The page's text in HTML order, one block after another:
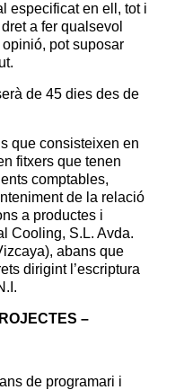
especificat en ell, tot i
a fer qualsevol
pot suposar
de 45 dies des de
que consisteixen en
fitxers que tenen
comptables,
de la relació
a productes i
Cooling, S.L. Avda.
abans que
dirigint l’escriptura
–
de programari i